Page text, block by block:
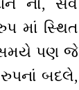
નો, સર્વ
માં સ્થિત
સમયે પણ જે
બદલે,